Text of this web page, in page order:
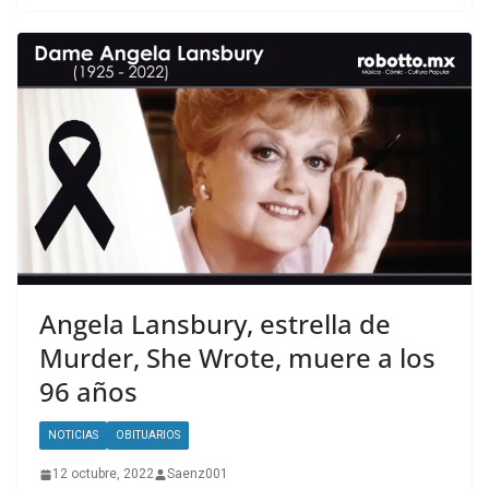
Angela Lansbury, estrella de
Murder, She Wrote, muere a los
96 años
NOTICIAS OBITUARIOS
12 octubre, 2022 Saenz001